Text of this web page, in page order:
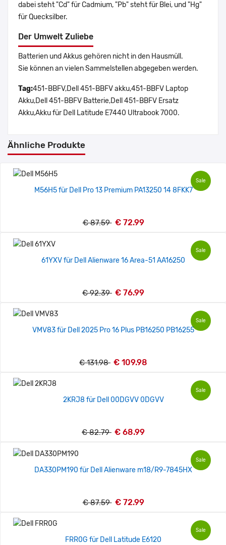
dabei steht "Cd" für Cadmium, "Pb" steht für Blei, und "Hg"
für Quecksilber.
Der Umwelt Zuliebe
Batterien und Akkus gehören nicht in den Hausmüll.
Sie können an vielen Sammelstellen abgegeben werden.
Tag:451-BBFV,Dell 451-BBFV akku,451-BBFV Laptop
Akku,Dell 451-BBFV Batterie,Dell 451-BBFV Ersatz
Akku,Akku für Dell Latitude E7440 Ultrabook 7000.
Ähnliche Produkte
Sale
M56H5 für Dell Pro 13 Premium PA13250 14 8FKK7
€ 87.59 € 72.99
Sale
61YXV für Dell Alienware 16 Area-51 AA16250
€ 92.39 € 76.99
Sale
VMV83 für Dell 2025 Pro 16 Plus PB16250 PB16255
€ 131.98 € 109.98
Sale
2KRJ8 für Dell 00DGVV 0DGVV
€ 82.79 € 68.99
Sale
DA330PM190 für Dell Alienware m18/R9-7845HX
€ 87.59 € 72.99
Sale
FRR0G für Dell Latitude E6120